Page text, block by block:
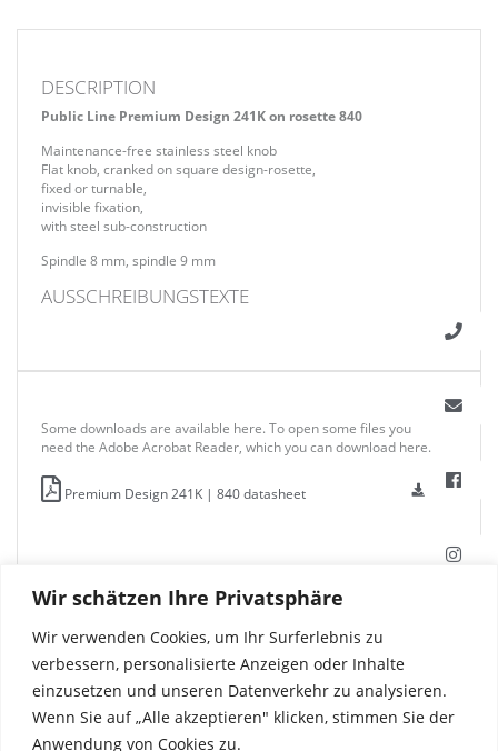
Wir schätzen Ihre Privatsphäre
Wir verwenden Cookies, um Ihr Surferlebnis zu
verbessern, personalisierte Anzeigen oder Inhalte
einzusetzen und unseren Datenverkehr zu analysieren.
Wenn Sie auf „Alle akzeptieren" klicken, stimmen Sie der
Anwendung von Cookies zu.
DESCRIPTION
Public Line Premium Design 241K on rosette 840
Maintenance-free stainless steel knob
Flat knob, cranked on square design-rosette,
fixed or turnable,
invisible fixation,
with steel sub-construction
Spindle 8 mm, spindle 9 mm
AUSSCHREIBUNGSTEXTE
Some downloads are available here. To open some files you
need the Adobe Acrobat Reader, which you can download here.
Premium Design 241K | 840 datasheet